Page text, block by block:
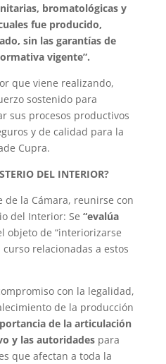
bromatológicas y
fue producido,
sin las garantías de
vigente”.
que viene realizando,
sostenido para
sus procesos productivos
y de calidad para la
Cupra.
DEL INTERIOR?
de la Cámara, reunirse con
del Interior: Se “evalúa
objeto de “interiorizarse
relacionadas a estos
con la legalidad,
de la producción
de la articulación
y las autoridadespara
que afectan a toda la